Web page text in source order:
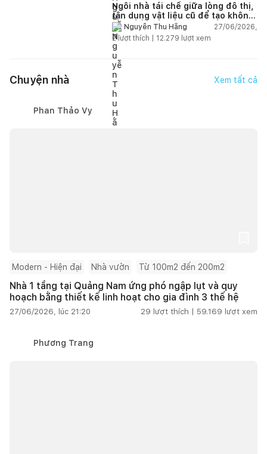
Ngôi nhà tái chế giữa lòng đô thị,
tận dụng vật liệu cũ để tạo không
gian sống linh hoạt
Nguyễn Thu Hằng
27/06/2026,
2lượt thích | 12.279 lượt xem
Chuyện nhà Xem tất cả
Phan Thảo Vy
Modern - Hiện đại Nhà vườn Từ 100m2 đến 200m2
Nhà 1 tầng tại Quảng Nam ứng phó ngập lụt và quy
hoạch bằng thiết kế linh hoạt cho gia đình 3 thế hệ
27/06/2026, lúc 21:20 29 lượt thích | 59.169 lượt xem
Phương Trang